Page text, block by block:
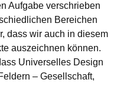
Aufgabe verschrieben
Bereichen
dass wir auch in diesem
auszeichnen können.
Universelles Design
– Gesellschaft,